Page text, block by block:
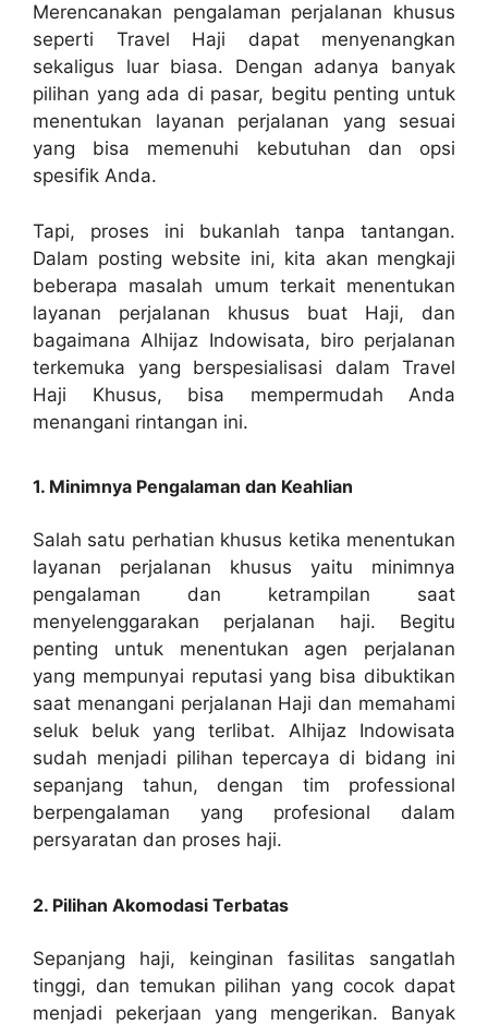
Merencanakan pengalaman perjalanan khusus
seperti Travel Haji dapat menyenangkan
sekaligus luar biasa. Dengan adanya banyak
pilihan yang ada di pasar, begitu penting untuk
menentukan layanan perjalanan yang sesuai
yang bisa memenuhi kebutuhan dan opsi
spesifik Anda.
Tapi, proses ini bukanlah tanpa tantangan.
Dalam posting website ini, kita akan mengkaji
beberapa masalah umum terkait menentukan
layanan perjalanan khusus buat Haji, dan
bagaimana Alhijaz Indowisata, biro perjalanan
terkemuka yang berspesialisasi dalam Travel
Haji Khusus, bisa mempermudah Anda
menangani rintangan ini.
1. Minimnya Pengalaman dan Keahlian
Salah satu perhatian khusus ketika menentukan
layanan perjalanan khusus yaitu minimnya
pengalaman dan ketrampilan saat
menyelenggarakan perjalanan haji. Begitu
penting untuk menentukan agen perjalanan
yang mempunyai reputasi yang bisa dibuktikan
saat menangani perjalanan Haji dan memahami
seluk beluk yang terlibat. Alhijaz Indowisata
sudah menjadi pilihan tepercaya di bidang ini
sepanjang tahun, dengan tim professional
berpengalaman yang profesional dalam
persyaratan dan proses haji.
2. Pilihan Akomodasi Terbatas
Sepanjang haji, keinginan fasilitas sangatlah
tinggi, dan temukan pilihan yang cocok dapat
menjadi pekerjaan yang mengerikan. Banyak